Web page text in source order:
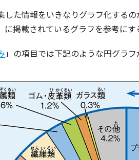
した情報をいきなりグラフ化する
に掲載されているグラフを参考にす
」の項目では下記のような円グラフ